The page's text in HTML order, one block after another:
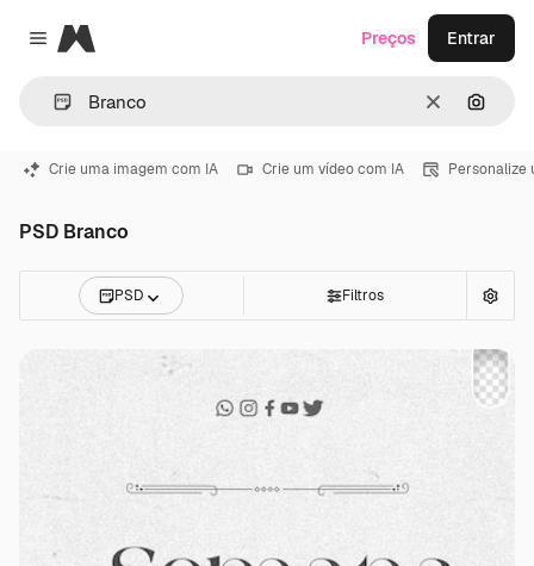
Close menu
Magnific
Limpar
Preços Entrar
Crie uma imagem com IA Crie um vídeo com IA Personalize
PSD Branco
PSD Filtros